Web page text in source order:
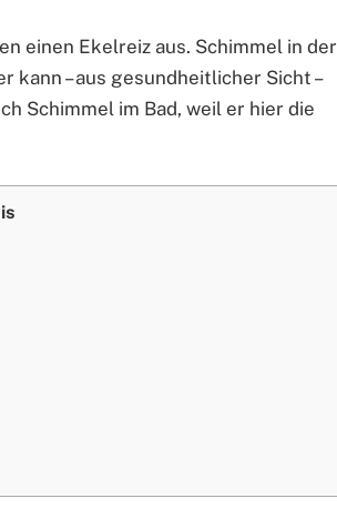
einen Ekelreiz aus. Schimmel in der
– aus gesundheitlicher Sicht –
Schimmel im Bad, weil er hier die